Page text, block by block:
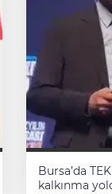
Bursa’da
kalkınma